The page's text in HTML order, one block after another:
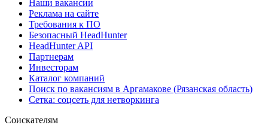
Наши вакансии
Реклама на сайте
Требования к ПО
Безопасный HeadHunter
HeadHunter API
Партнерам
Инвесторам
Каталог компаний
Поиск по вакансиям в Аргамакове (Рязанская область)
Сетка: соцсеть для нетворкинга
Соискателям